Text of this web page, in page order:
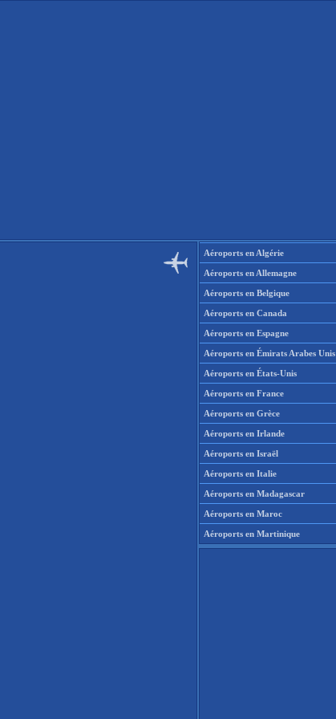
Aéroports en Algérie
Aéroports en Allemagne
Aéroports en Belgique
Aéroports en Canada
Aéroports en Espagne
Aéroports en Émirats Arabes Unis
Aéroports en États-Unis
Aéroports en France
Aéroports en Grèce
Aéroports en Irlande
Aéroports en Israël
Aéroports en Italie
Aéroports en Madagascar
Aéroports en Maroc
Aéroports en Martinique